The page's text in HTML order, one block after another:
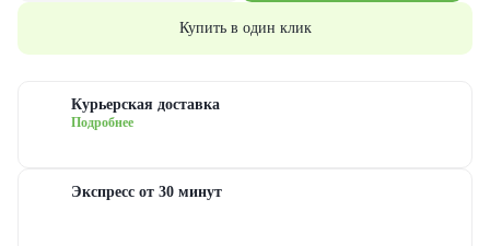
с гипсофилами
с лилиями
с хризантемами
флористика
Купить в один клик
Курьерская доставка
Подробнее
Экспресс от 30 минут